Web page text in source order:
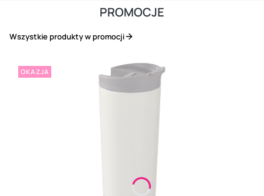
PROMOCJE
Wszystkie produkty w promocji
OKAZJA